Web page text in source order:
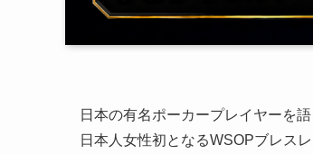
日本の有名ポーカープレイヤーを語
日本人女性初となるWSOPブレス